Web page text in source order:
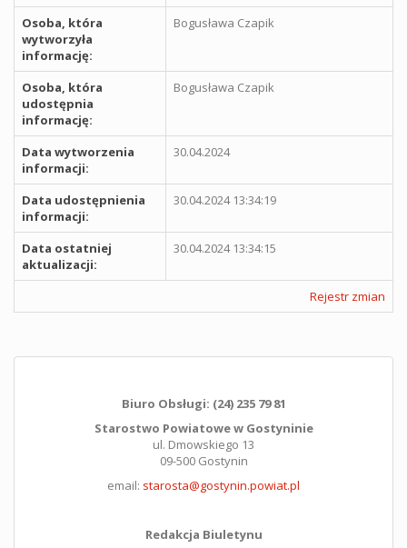
Osoba, która
wytworzyła
informację:
Bogusława Czapik
Osoba, która
udostępnia
informację:
Bogusława Czapik
Data wytworzenia
informacji:
30.04.2024
Data udostępnienia
informacji:
30.04.2024 13:34:19
Data ostatniej
aktualizacji:
30.04.2024 13:34:15
Rejestr zmian
Biuro Obsługi: (24) 235 79 81
Starostwo Powiatowe w Gostyninie
ul. Dmowskiego 13
09-500 Gostynin
email: starosta@gostynin.powiat.pl
Redakcja Biuletynu